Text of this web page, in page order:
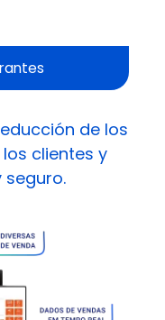
de los
clientes y
seguro.